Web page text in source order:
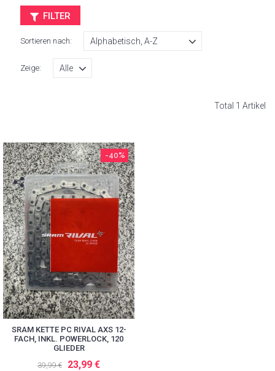
FILTER
Sortieren nach:
Zeige:
Total 1 Artikel
-40%
SRAM KETTE PC RIVAL AXS 12-
FACH, INKL. POWERLOCK, 120
GLIEDER
39,99 € 23,99 €